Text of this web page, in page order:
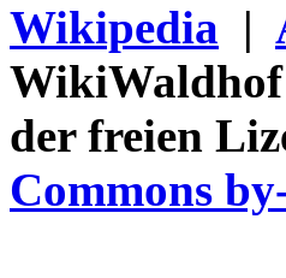
Wikipedia |
WikiWaldhof
der freien
Commons